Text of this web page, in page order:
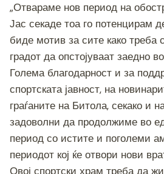
„Отвараме нов период на
Јас секаде тоа го потенцирам
биде мотив за сите како треба
градот да опстојуваат заедно
Голема благодарност и за
спортската јавност, на
граѓаните на Битола, секако и
задоволни да продолжиме во
период со истите и поголеми
периодот кој ќе отвори нови
Овој спортски храм треба да